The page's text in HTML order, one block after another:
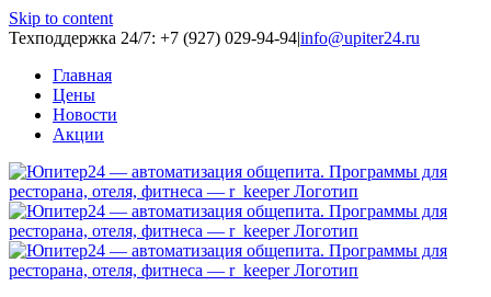
Skip to content
Техподдержка 24/7: +7 (927) 029-94-94|info@upiter24.ru
Главная
Цены
Новости
Акции